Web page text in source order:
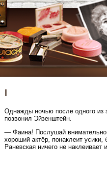
I
Однажды ночью после одного из
позвонил Эйзенштейн.
— Фаина! Послушай
хороший актёр, понаклеит
Раневская ничего не наклеивает